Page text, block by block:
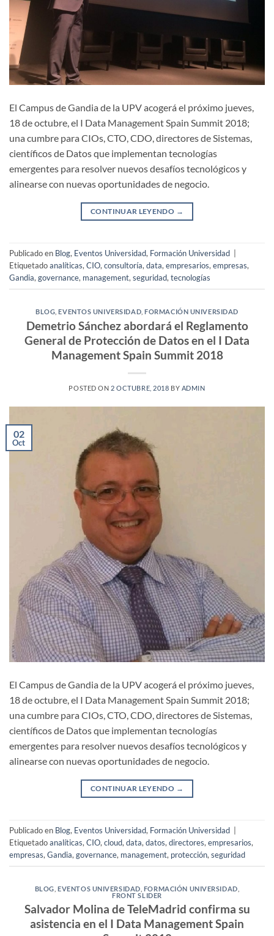
El Campus de Gandia de la UPV acogerá el próximo jueves,
18 de octubre, el I Data Management Spain Summit 2018;
una cumbre para CIOs, CTO, CDO, directores de Sistemas,
científicos de Datos que implementan tecnologías
emergentes para resolver nuevos desafíos tecnológicos y
alinearse con nuevas oportunidades de negocio.
CONTINUAR LEYENDO →
Publicado en Blog, Eventos Universidad, Formación Universidad
Etiquetadoanalíticas,CIO,consultoría,data,empresarios,empresas,
Gandia,governance, management,seguridad,tecnologías
BLOG ,EVENTOS UNIVERSIDAD ,FORMACIÓN UNIVERSIDAD
Demetrio Sánchez abordará el Reglamento
General de Protección de Datos en el I Data
Management Spain Summit 2018
POSTED ON 2 OCTUBRE, 2018 BY ADMIN
02
Oct
El Campus de Gandia de la UPV acogerá el próximo jueves,
18 de octubre, el I Data Management Spain Summit 2018;
una cumbre para CIOs, CTO, CDO, directores de Sistemas,
científicos de Datos que implementan tecnologías
emergentes para resolver nuevos desafíos tecnológicos y
alinearse con nuevas oportunidades de negocio.
CONTINUAR LEYENDO →
Publicado en Blog, Eventos Universidad, Formación Universidad
Etiquetadoanalíticas, CIO, cloud, data, datos, directores, empresarios,
empresas, Gandia, governance, management, protección, seguridad
BLOG ,EVENTOS UNIVERSIDAD FORMACIÓN UNIVERSIDAD
FRONT SLIDER
Salvador Molina de TeleMadrid confirma su
asistencia en el I Data Management Spain